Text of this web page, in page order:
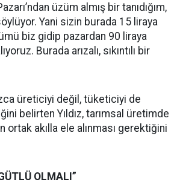
üzüm almış bir tanıdığım,
Yani sizin burada 15 liraya
biz gidip pazardan 90 liraya
Burada arızalı, sıkıntılı bir
üreticiyi değil, tüketiciyi de
belirten Yıldız, tarımsal üretimde
ortak akılla ele alınması gerektiğini
OLMALI”